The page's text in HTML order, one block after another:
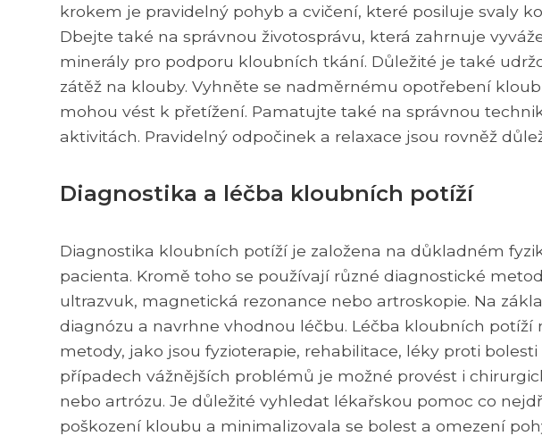
krokem je pravidelný pohyb a cvičení, které posiluje svaly
Dbejte také na správnou životosprávu, která zahrnuje
minerály pro podporu kloubních tkání. Důležité je také
zátěž na klouby. Vyhněte se nadměrnému opotřebení
mohou vést k přetížení. Pamatujte také na správnou
aktivitách. Pravidelný odpočinek a relaxace jsou rovněž
Diagnostika a léčba kloubních potíží
Diagnostika kloubních potíží je založena na důkladném
pacienta. Kromě toho se používají různé diagnostické
ultrazvuk, magnetická rezonance nebo artroskopie. Na
diagnózu a navrhne vhodnou léčbu. Léčba kloubních
metody, jako jsou fyzioterapie, rehabilitace, léky proti
případech vážnějších problémů je možné provést i
nebo artrózu. Je důležité vyhledat lékařskou pomoc co
poškození kloubu a minimalizovala se bolest a omezení